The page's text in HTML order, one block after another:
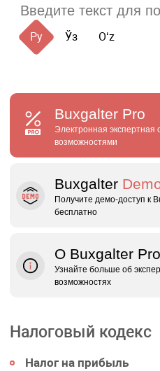
Ру Ўз Oʻz
Buxgalter Pro
Электронная
возможностями
Buxgalter
Получите демо‑доступ к
бесплатно
О Buxgalter Pro
Узнайте больше об
возможностях
Налоговый кодекс
Налог на прибыль